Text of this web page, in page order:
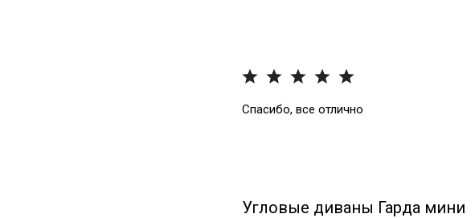
Спасибо, все отлично
Угловые диваны Гарда мини